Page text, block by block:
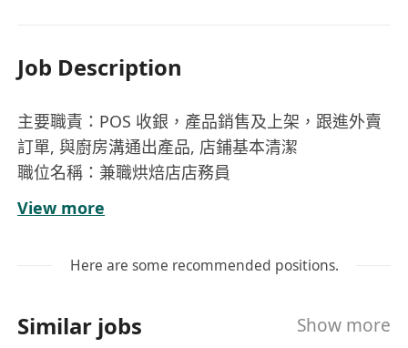
Job Description
主要職責：POS 收銀，產品銷售及上架，跟進外賣
訂單, 與廚房溝通出產品, 店鋪基本清潔
職位名稱：兼職烘焙店店務員
崗位內容：
負責店內POS系統收銀作業，準確處理現金、電
執行日常商品銷售與陳列工作，包括新到貨品上
接收並跟進外賣平臺（如Foodpanda、
View more
Here are some recommended positions.
Similar jobs Show more